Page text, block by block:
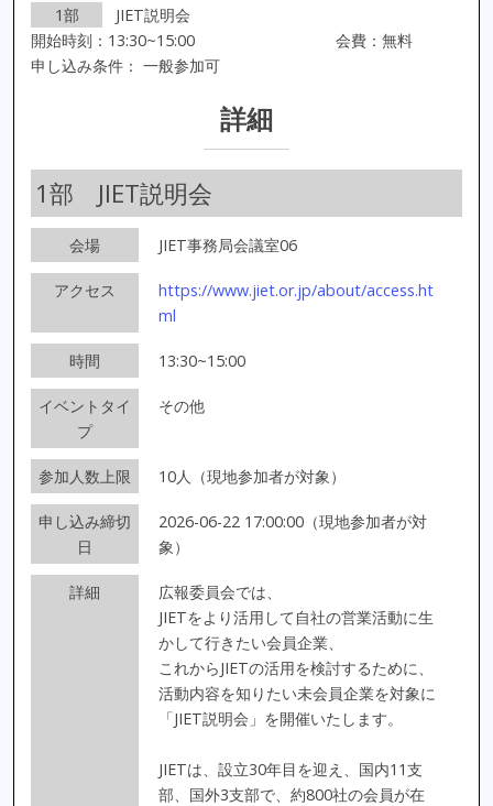
1部
JIET説明会
開始時刻：13:30~15:00
会費：無料
申し込み条件： 一般参加可
詳細
1部 JIET説明会
会場 JIET事務局会議室06
アクセス
https://www.jiet.or.jp/about/access.ht
ml
時間 13:30~15:00
イベントタイ
プ
その他
参加人数上限 10人（現地参加者が対象）
申し込み締切
日
2026-06-22 17:00:00（現地参加者が対
象）
詳細
広報委員会では、
JIETをより活用して自社の営業活動に生
かして行きたい会員企業、
これからJIETの活用を検討するために、
活動内容を知りたい未会員企業を対象に
「JIET説明会」を開催いたします。
JIETは、設立30年目を迎え、国内11支
部、国外3支部で、約800社の会員が在